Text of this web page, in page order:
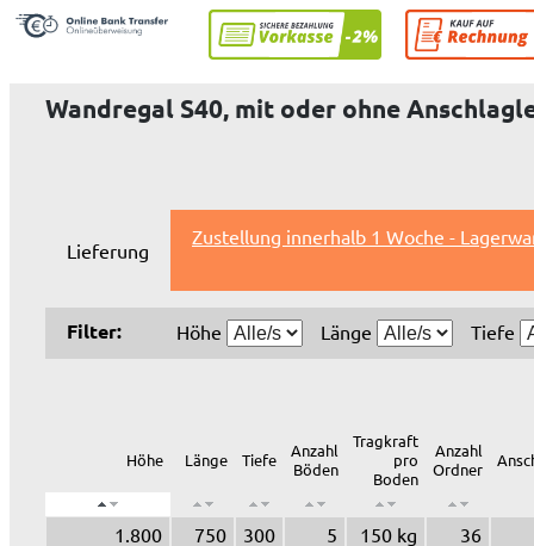
Wandregal S40, mit oder ohne
Lieferung
Zustellung innerhalb 1 Woche -
Filter: Höhe Länge Tiefe
Höhe Länge Tiefe
Anzahl
Böden
Tragkraft
pro
Boden
Anzahl
Ordner
1.800 750 300 5 150 kg 36